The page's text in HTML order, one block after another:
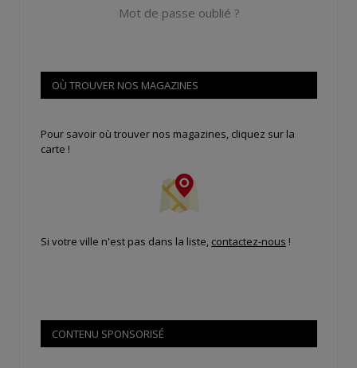
Mot de passe oublié ?
OÙ TROUVER NOS MAGAZINES
Pour savoir où trouver nos magazines, cliquez sur la
carte !
Si votre ville n'est pas dans la liste, contactez-nous !
CONTENU SPONSORISÉ